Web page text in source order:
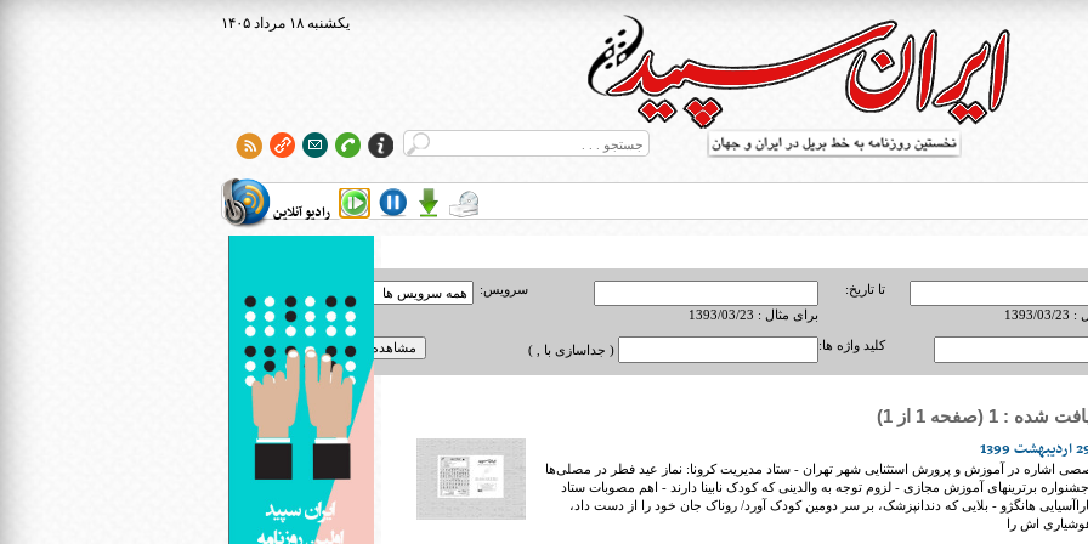
۱۴۰۵ يکشنبه ۱۸ مرداد
رادیو آنلاین
بریل در جهان
23
تا تاریخ:
برای مثال : 1393/03/23
سرویس:
کلید واژه ها: ( جداسازی با , )
: 1 (صفحه 1 از 1)
اشاره در آموزش و پرورش استثنایی شهر تهران - ستاد مدیریت کرونا: نماز عید فطر در مصلی‌ها
برترینهای آموزش مجازی - لزوم توجه به والدینی که کودک نابینا دارند - اهم مصوبات ستاد
پاراآسیایی هانگژو - بلایی که دندانپزشک، بر سر دومین کودک آورد/ روناک جان خود را از دست داد،
اش را